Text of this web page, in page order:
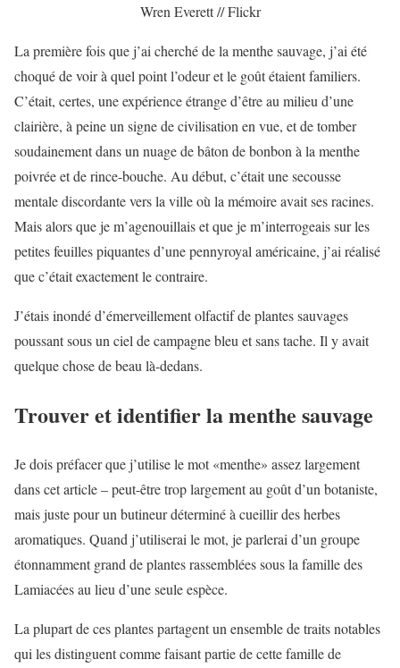
Wren Everett // Flickr
La première fois que j’ai cherché de la menthe sauvage, j’ai été
choqué de voir à quel point l’odeur et le goût étaient familiers.
C’était, certes, une expérience étrange d’être au milieu d’une
clairière, à peine un signe de civilisation en vue, et de tomber
soudainement dans un nuage de bâton de bonbon à la menthe
poivrée et de rince-bouche. Au début, c’était une secousse
mentale discordante vers la ville où la mémoire avait ses racines.
Mais alors que je m’agenouillais et que je m’interrogeais sur les
petites feuilles piquantes d’une pennyroyal américaine, j’ai réalisé
que c’était exactement le contraire.
J’étais inondé d’émerveillement olfactif de plantes sauvages
poussant sous un ciel de campagne bleu et sans tache. Il y avait
quelque chose de beau là-dedans.
Trouver et identifier la menthe sauvage
Je dois préfacer que j’utilise le mot «menthe» assez largement
dans cet article – peut-être trop largement au goût d’un botaniste,
mais juste pour un butineur déterminé à cueillir des herbes
aromatiques. Quand j’utiliserai le mot, je parlerai d’un groupe
étonnamment grand de plantes rassemblées sous la famille des
Lamiacées au lieu d’une seule espèce.
La plupart de ces plantes partagent un ensemble de traits notables
qui les distinguent comme faisant partie de cette famille de